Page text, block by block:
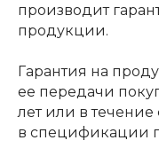
производит
продукции.
Гарантия на
ее передачи
лет или в течение
в спецификации